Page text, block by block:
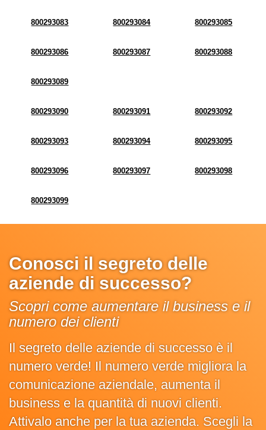
800293083 800293084 800293085
800293086 800293087 800293088
800293089
800293090 800293091 800293092
800293093 800293094 800293095
800293096 800293097 800293098
800293099
Conosci il segreto delle
aziende di successo?
Scopri come aumentare il business e il
numero dei clienti
Il segreto delle aziende di successo è il
numero verde! Il numero verde migliora la
comunicazione aziendale, aumenta il
business e la quantità di nuovi clienti.
Attivalo anche per la tua azienda. Scegli la